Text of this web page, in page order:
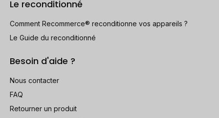
Le reconditionné
Comment Recommerce® reconditionne vos appareils ?
Le Guide du reconditionné
Besoin d'aide ?
Nous contacter
FAQ
Retourner un produit